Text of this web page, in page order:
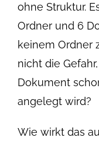
ohne Struktur.
Ordner und 6
keinem Ordner
nicht die
Dokument
angelegt wird?
Wie wirkt das